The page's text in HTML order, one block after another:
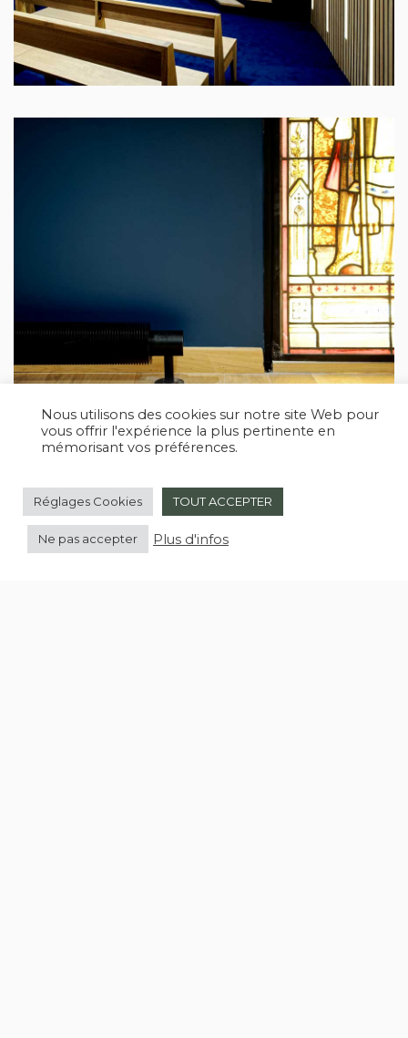
Nous utilisons des cookies sur notre site Web pour
vous offrir l'expérience la plus pertinente en
mémorisant vos préférences.
Réglages Cookies TOUT ACCEPTER
Ne pas accepter Plus d'infos